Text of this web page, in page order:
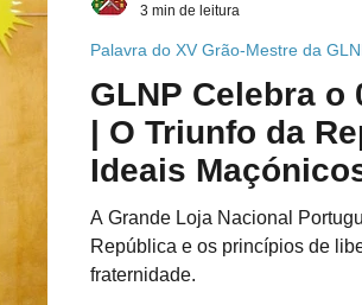
GLNP Celebra o
| O Triunfo da
Ideais
A Grande Loja Nacional
República e os princípios de
fraternidade.
Palavra do XV Grão-Mestre da
3 min de leitura